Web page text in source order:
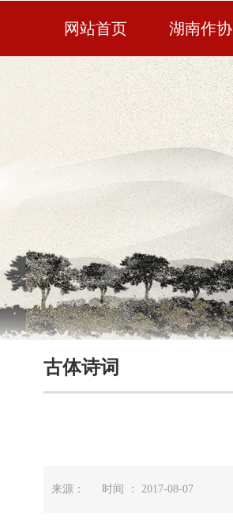
网站首页 湖南作协
古体诗词
来源： 时间 ： 2017-08-07